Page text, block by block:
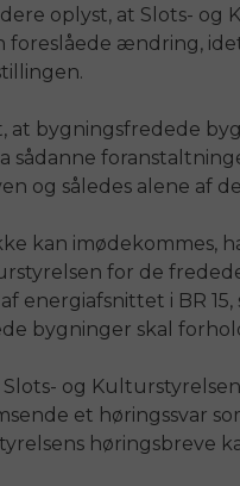
oplyst, at Slots- og
foreslåede ændring,
at bygningsfredede
sådanne
og således alene af
kan imødekommes,
for de
energiafsnittet i BR
bygninger skal
og
et høringssvar
høringsbreve